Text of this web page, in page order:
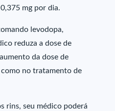
mg por dia.
levodopa,
reduza a dose de
da dose de
no tratamento de
rins, seu médico poderá